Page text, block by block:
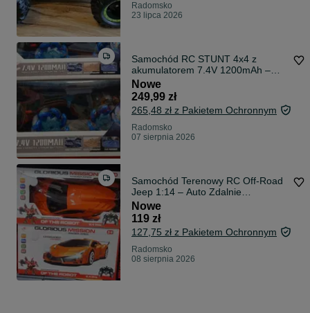
Radomsko
23 lipca 2026
Samochód RC STUNT 4x4 z
akumulatorem 7.4V 1200mAh –
sterowanie gestem
Nowe
249,99 zł
265,48 zł z Pakietem Ochronnym
Radomsko
07 sierpnia 2026
Samochód Terenowy RC Off-Road
Jeep 1:14 – Auto Zdalnie
Sterowane”
Nowe
119 zł
127,75 zł z Pakietem Ochronnym
Radomsko
08 sierpnia 2026